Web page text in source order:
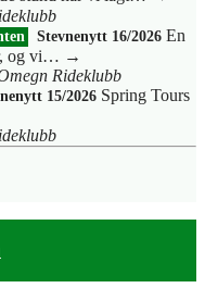
Stevnenytt 16/2026 En
og vi… →
Rideklubb
15/2026 Spring Tours